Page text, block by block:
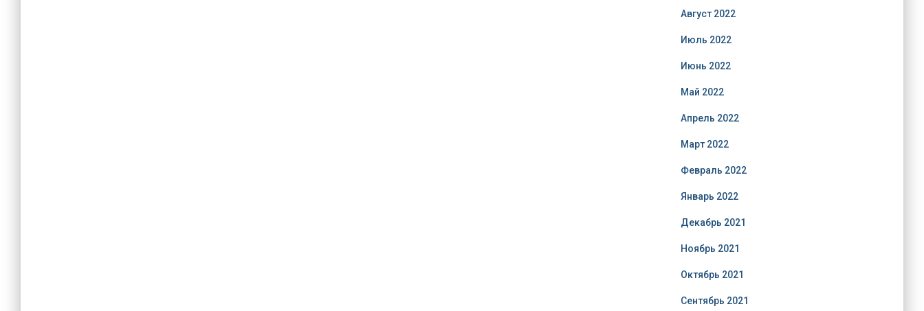
Август 2022
Июль 2022
Июнь 2022
Май 2022
Апрель 2022
Март 2022
Февраль 2022
Январь 2022
Декабрь 2021
Ноябрь 2021
Октябрь 2021
Сентябрь 2021